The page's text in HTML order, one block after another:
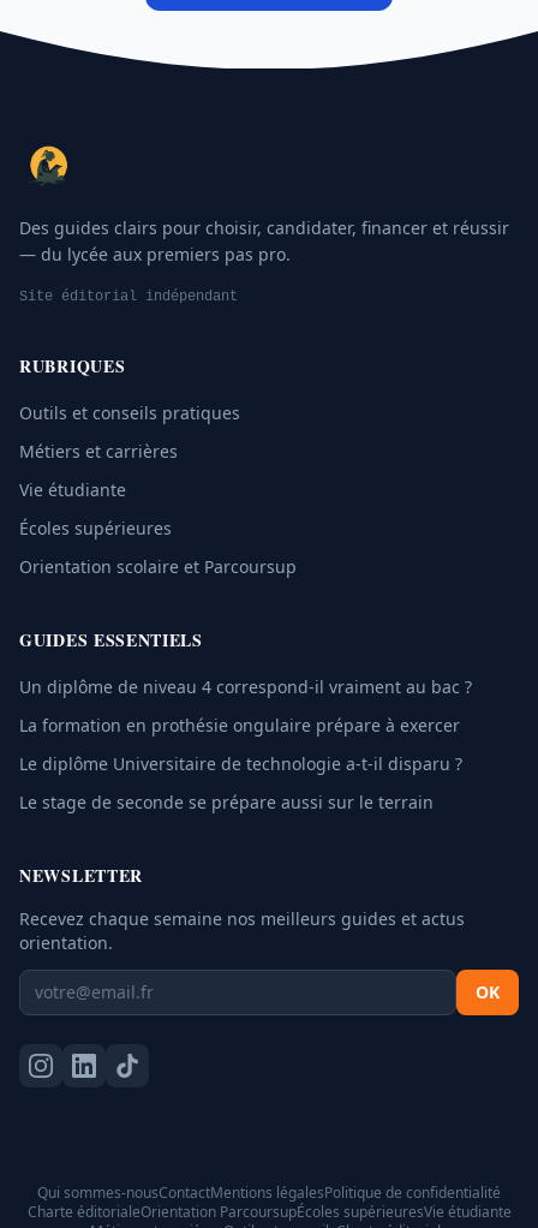
Des guides clairs pour choisir, candidater, financer et réussir
— du lycée aux premiers pas pro.
Site éditorial indépendant
RUBRIQUES
Outils et conseils pratiques
Métiers et carrières
Vie étudiante
Écoles supérieures
Orientation scolaire et Parcoursup
GUIDES ESSENTIELS
Un diplôme de niveau 4 correspond-il vraiment au bac ?
La formation en prothésie ongulaire prépare à exercer
Le diplôme Universitaire de technologie a-t-il disparu ?
Le stage de seconde se prépare aussi sur le terrain
NEWSLETTER
Recevez chaque semaine nos meilleurs guides et actus
orientation.
OK
Qui sommes-nousContactMentions légalesPolitique de confidentialité
Charte éditorialeOrientation ParcoursupÉcoles supérieuresVie étudiante